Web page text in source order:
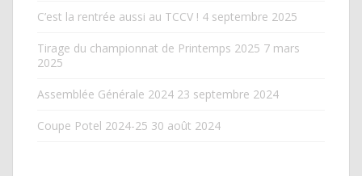
C’est la rentrée aussi au TCCV ! 4 septembre 2025
Tirage du championnat de Printemps 2025 7 mars
2025
Assemblée Générale 2024 23 septembre 2024
Coupe Potel 2024-25 30 août 2024